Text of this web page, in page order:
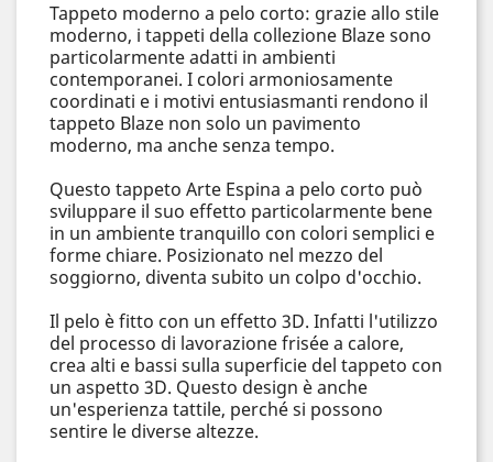
Tappeto moderno a pelo corto: grazie allo stile
moderno, i tappeti della collezione Blaze sono
particolarmente adatti in ambienti
contemporanei. I colori armoniosamente
coordinati e i motivi entusiasmanti rendono il
tappeto Blaze non solo un pavimento
moderno, ma anche senza tempo.
Questo tappeto Arte Espina a pelo corto può
sviluppare il suo effetto particolarmente bene
in un ambiente tranquillo con colori semplici e
forme chiare. Posizionato nel mezzo del
soggiorno, diventa subito un colpo d'occhio.
Il pelo è fitto con un effetto 3D. Infatti l'utilizzo
del processo di lavorazione frisée a calore,
crea alti e bassi sulla superficie del tappeto con
un aspetto 3D. Questo design è anche
un'esperienza tattile, perché si possono
sentire le diverse altezze.